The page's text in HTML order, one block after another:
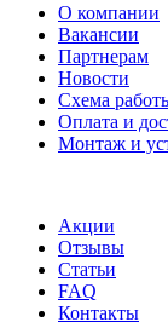
О компании
Вакансии
Партнерам
Новости
Схема
Оплата и
Монтаж и
Акции
Отзывы
Статьи
FAQ
Контакты